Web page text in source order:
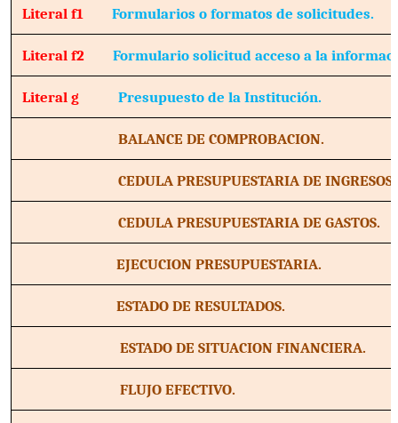
Literal f1Formularios o formatos de solicitudes.
Literal f2Formulario solicitud acceso a la
Literal gPresupuesto de la Institución.
BALANCE DE COMPROBACION.
CEDULA PRESUPUESTARIA DE INGRESOS.
CEDULA PRESUPUESTARIA DE GASTOS.
EJECUCION PRESUPUESTARIA.
ESTADO DE RESULTADOS.
ESTADO DE SITUACION FINANCIERA.
FLUJO EFECTIVO.